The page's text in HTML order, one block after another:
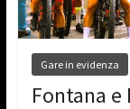
Gare in evidenza
Fontana e